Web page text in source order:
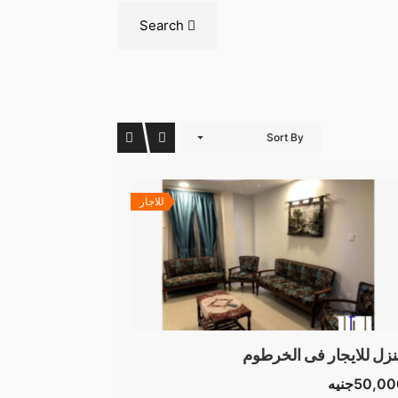
Sort By
للاجار
للايجار فى الخرطوم